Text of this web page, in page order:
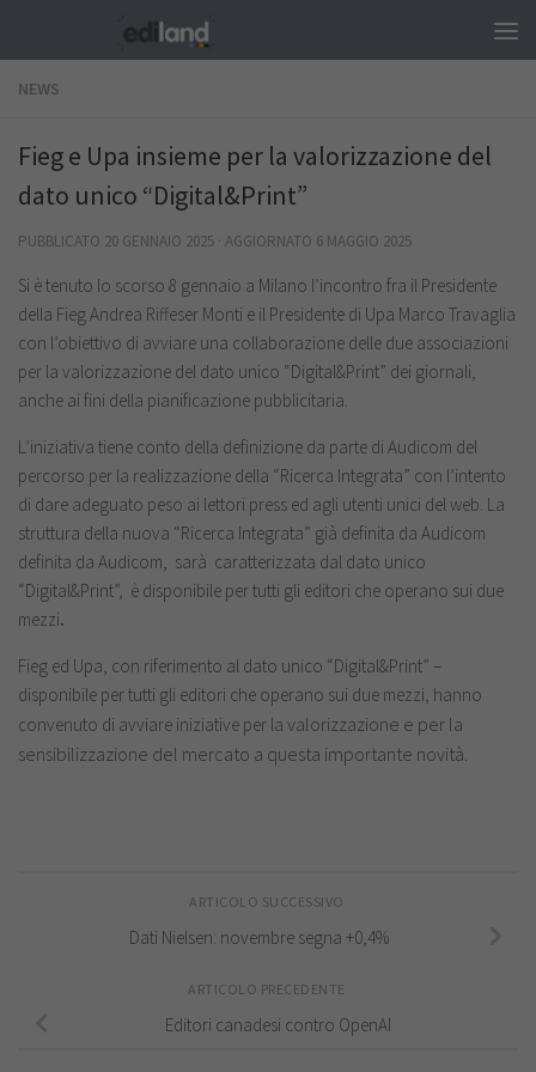
Salta al contenuto
NEWS
Fieg e Upa insieme per la valorizzazione del
dato unico “Digital&Print”
PUBBLICATO 20 GENNAIO 2025 · AGGIORNATO 6 MAGGIO 2025
Si è tenuto lo scorso 8 gennaio a Milano l’incontro fra il Presidente
della Fieg Andrea Riffeser Monti e il Presidente di Upa Marco Travaglia
con l’obiettivo di avviare una collaborazione delle due associazioni
per la valorizzazione del dato unico “Digital&Print” dei giornali,
anche ai fini della pianificazione pubblicitaria.
L’iniziativa tiene conto della definizione da parte di Audicom del
percorso per la realizzazione della “Ricerca Integrata” con l’intento
di dare adeguato peso ai lettori press ed agli utenti unici del web. La
struttura della nuova “Ricerca Integrata” già definita da Audicom
definita da Audicom, sarà caratterizzata dal dato unico
“Digital&Print”, è disponibile per tutti gli editori che operano sui due
mezzi.
Fieg ed Upa, con riferimento al dato unico “Digital&Print” –
disponibile per tutti gli editori che operano sui due mezzi, hanno
convenuto di avviare iniziative per la valorizzazione e per la
sensibilizzazione del mercato a questa importante novità.
ARTICOLO SUCCESSIVO
Dati Nielsen: novembre segna +0,4%
ARTICOLO PRECEDENTE
Editori canadesi contro OpenAI